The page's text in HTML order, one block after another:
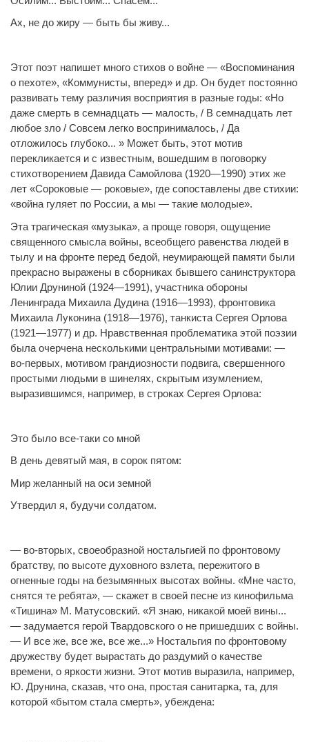
Ах, не до жиру — быть бы живу...
Этот поэт напишет много стихов о войне — «Воспоминания
о пехоте», «Коммунисты, вперед» и др. Он будет постоянно
развивать тему различия восприятия в разные годы: «Но
даже смерть в семнадцать — малость, / В семнадцать лет
любое зло / Совсем легко воспринималось, / Да
отложилось глубоко... » Может быть, этот мотив
перекликается и с известным, вошедшим в поговорку
стихотворением Давида Самойлова (1920—1990) этих же
лет «Сороковые — роковые», где сопоставлены две стихии:
«война гуляет по России, а мы — такие молодые».
Эта трагическая «музыка», а проще говоря, ощущение
священного смысла войны, всеобщего равенства людей в
тылу и на фронте перед бедой, неумирающей памяти были
прекрасно выражены в сборниках бывшего санинструктора
Юлии Друниной (1924—1991), участника обороны
Ленинграда Михаила Дудина (1916—1993), фронтовика
Михаила Луконина (1918—1976), танкиста Сергея Орлова
(1921—1977) и др. Нравственная проблематика этой поэзии
была очерчена несколькими центральными мотивами: —
во-первых, мотивом грандиозности подвига, свершенного
простыми людьми в шинелях, скрытым изумлением,
выразившимся, например, в строках Сергея Орлова:
Это было все-таки со мной
В день девятый мая, в сорок пятом:
Мир желанный на оси земной
Утвердил я, будучи солдатом.
— во-вторых, своеобразной ностальгией по фронтовому
братству, по высоте духовного взлета, пережитого в
огненные годы на безымянных высотах войны. «Мне часто,
снятся те ребята», — скажет в своей песне из кинофильма
«Тишина» М. Матусовский. «Я знаю, никакой моей вины...
— задумается герой Твардовского о не пришедших с войны.
— И все же, все же, все же...» Ностальгия по фронтовому
дружеству будет вырастать до раздумий о качестве
времени, о яркости жизни. Этот мотив выразила, например,
Ю. Друнина, сказав, что она, простая санитарка, та, для
которой «бытом стала смерть», убеждена: